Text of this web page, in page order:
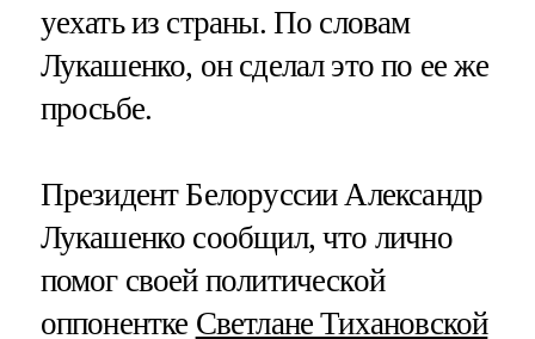
уехать из страны. По словам
Лукашенко, он сделал это по ее же
просьбе.
Президент Белоруссии Александр
Лукашенко сообщил, что лично
помог своей политической
оппонентке Светлане Тихановской